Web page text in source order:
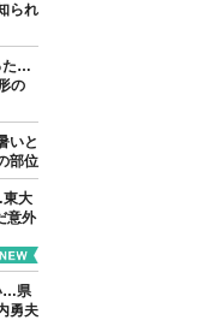
られ
た…
の
いと
部位
東大
意外
…県
勇夫